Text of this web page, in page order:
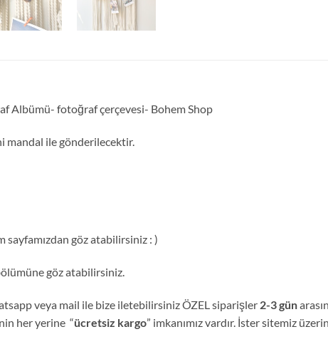
Albümü- fotoğraf çerçevesi- Bohem Shop
mandal ile gönderilecektir.
sayfamızdan göz atabilirsiniz : )
göz atabilirsiniz.
veya mail ile bize iletebilirsiniz ÖZEL siparişler 2-3 gün
her yerine “ücretsiz kargo” imkanımız vardır. İster sitemiz